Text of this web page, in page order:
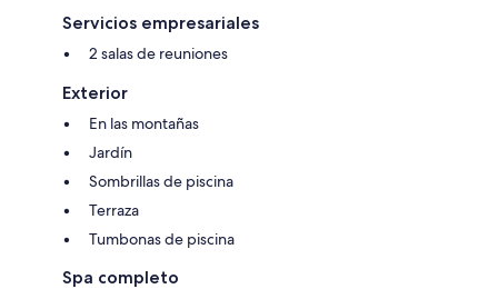
Servicios empresariales
2 salas de reuniones
Exterior
En las montañas
Jardín
Sombrillas de piscina
Terraza
Tumbonas de piscina
Spa completo